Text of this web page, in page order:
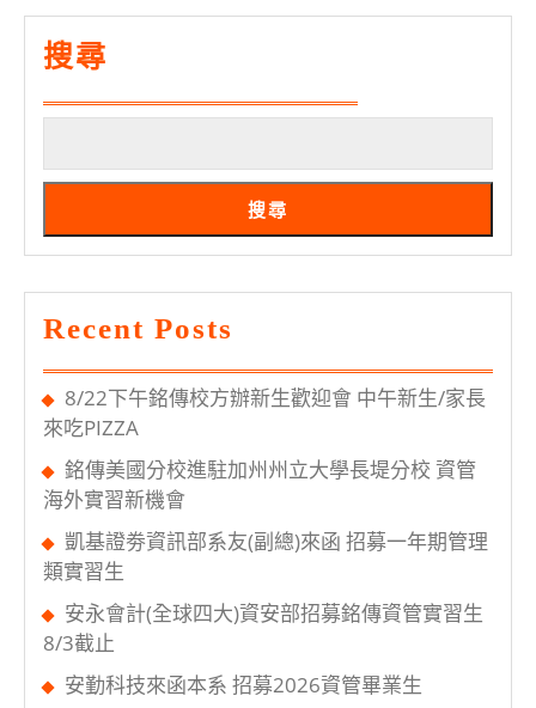
AI
生
搜尋
搜尋
Recent Posts
8/22下午銘傳校方辦新生歡迎會 中午新生/家長
來吃PIZZA
銘傳美國分校進駐加州州立大學長堤分校 資管
海外實習新機會
凱基證劵資訊部系友(副總)來函 招募一年期管理
類實習生
安永會計(全球四大)資安部招募銘傳資管實習生
8/3截止
安勤科技來函本系 招募2026資管畢業生